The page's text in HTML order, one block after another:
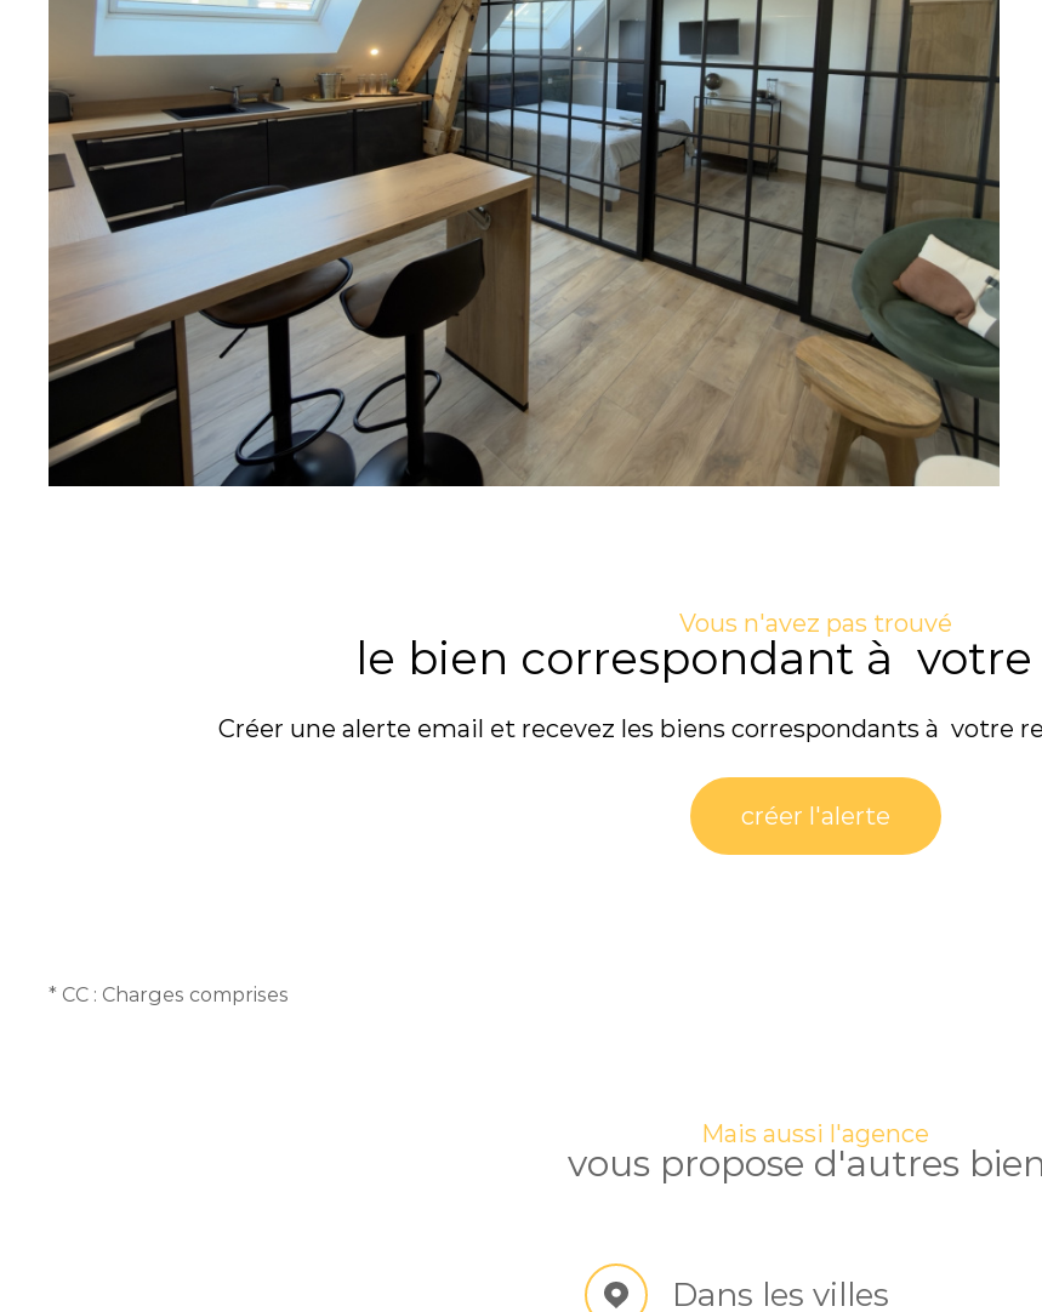
SUR CE BIEN
Vous n'avez pas trouvé
le bien correspondant à
Créer une alerte email et recevez les biens correspondants à votre
créer l'alerte
* CC : Charges comprises
Mais aussi l'agence
vous propose d'autres
Dans les villes